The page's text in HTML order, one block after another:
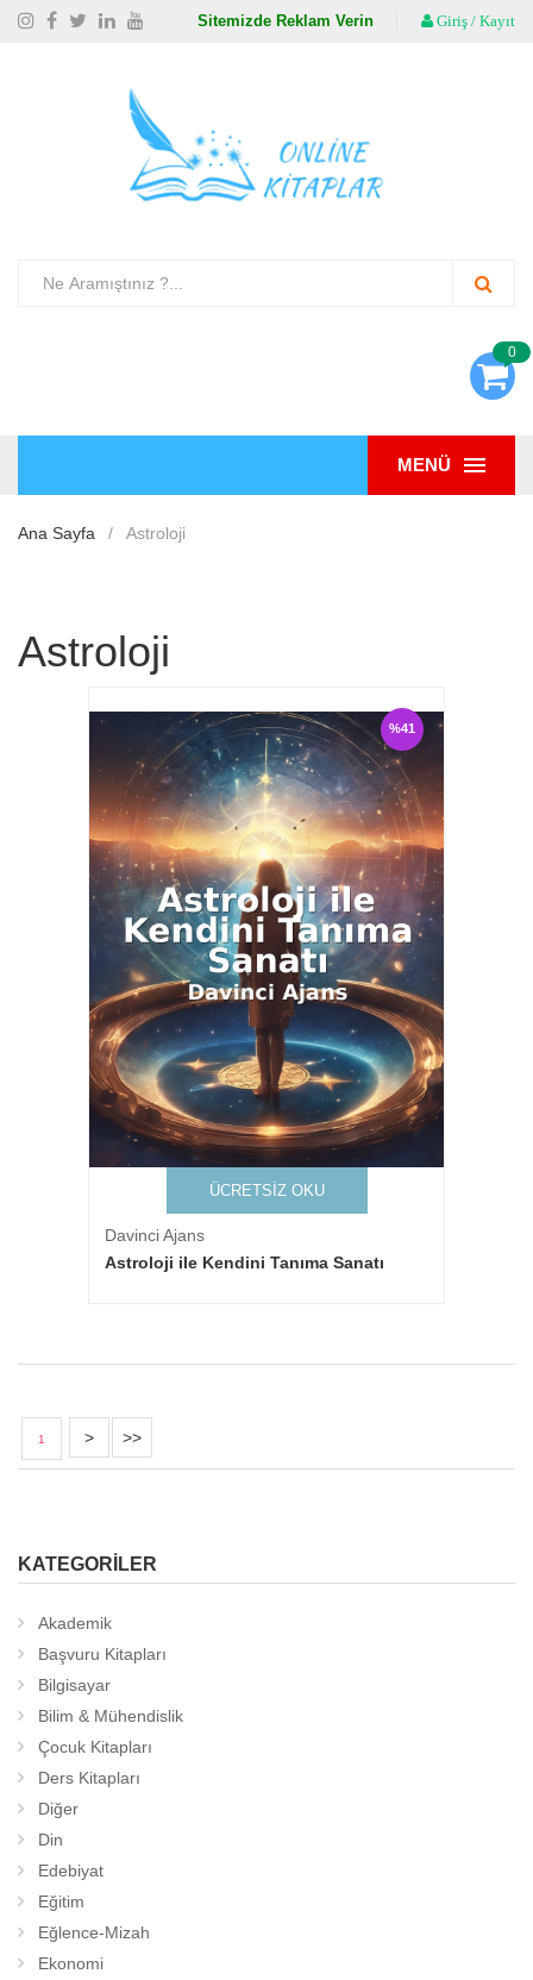
Sitemizde Reklam Verin Giriş / Kayıt
0
MENÜ
Ana Sayfa Astroloji
Astroloji
ÜCRETSIZ OKU
%41
Davinci Ajans
Astroloji ile Kendini Tanıma Sanatı
1 > >>
KATEGORILER
Akademik
Başvuru Kitapları
Bilgisayar
Bilim & Mühendislik
Çocuk Kitapları
Ders Kitapları
Diğer
Din
Edebiyat
Eğitim
Eğlence-Mizah
Ekonomi